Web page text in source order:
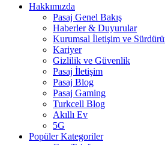
Hakkımızda
Pasaj Genel Bakış
Haberler & Duyurular
Kurumsal İletişim ve
Kariyer
Gizlilik ve Güvenlik
Pasaj İletişim
Pasaj Blog
Pasaj Gaming
Turkcell Blog
Akıllı Ev
5G
Popüler Kategoriler